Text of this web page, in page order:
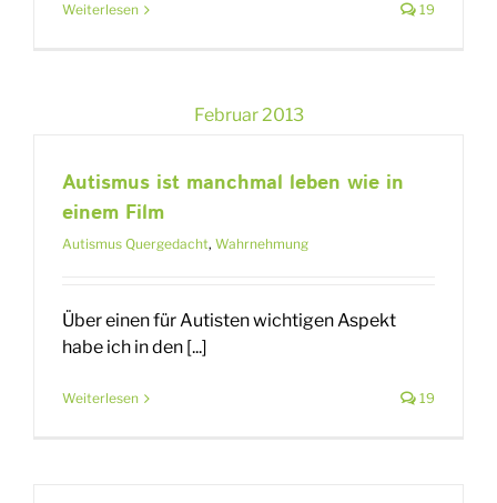
Weiterlesen 19
Februar 2013
Autismus ist manchmal leben wie in
einem Film
Autismus Quergedacht, Wahrnehmung
Über einen für Autisten wichtigen Aspekt
habe ich in den [...]
Weiterlesen 19